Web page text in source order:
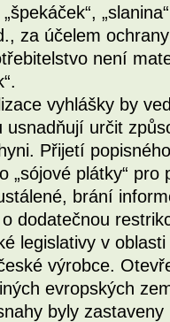
za účelem
není
vyhlášky by
usnadňují určit
Přijetí
„sójové plátky“
brání
dodatečnou
legislativy v
výrobce.
evropských
byly